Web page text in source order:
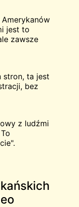
jest to
zawsze
stron, ta jest
bez
z ludźmi